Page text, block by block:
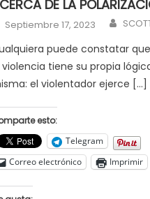
DE LA
Posted
on
Septiembre 17, 2023
puede constatar
violencia tiene su propia
el violentador ejerce […]
esto:
Telegram
Correo electrónico
Imprimir